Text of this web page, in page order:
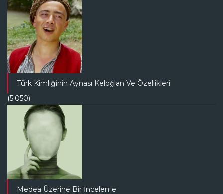
Türk Kimliğinin Aynası Keloğlan Ve Özellikleri
(5.050)
Medea Üzerine Bir İnceleme